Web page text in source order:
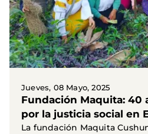
Jueves, 08 Mayo, 2025
Fundación Maquita: 40
por la justicia social en
La fundación Maquita